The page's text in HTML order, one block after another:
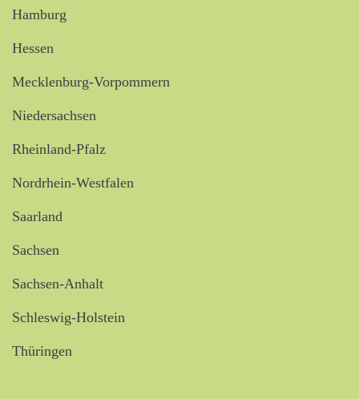
Hamburg
Hessen
Mecklenburg-Vorpommern
Niedersachsen
Rheinland-Pfalz
Nordrhein-Westfalen
Saarland
Sachsen
Sachsen-Anhalt
Schleswig-Holstein
Thüringen